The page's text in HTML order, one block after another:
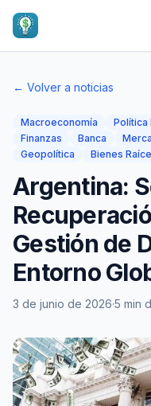
← Volver a noticias
Macroeconomía Política
Finanzas
Banca
Geopolítica
Bienes
Argentina:
Gestión de
Entorno
3 de junio de 2026·5 min